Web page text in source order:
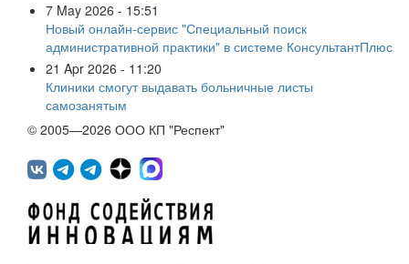
7 May 2026 - 15:51
Новый онлайн-сервис "Специальный поиск
административной практики" в системе КонсультантПлюс
21 Apr 2026 - 11:20
Клиники смогут выдавать больничные листы
самозанятым
© 2005—2026 ООО КП "Респект"